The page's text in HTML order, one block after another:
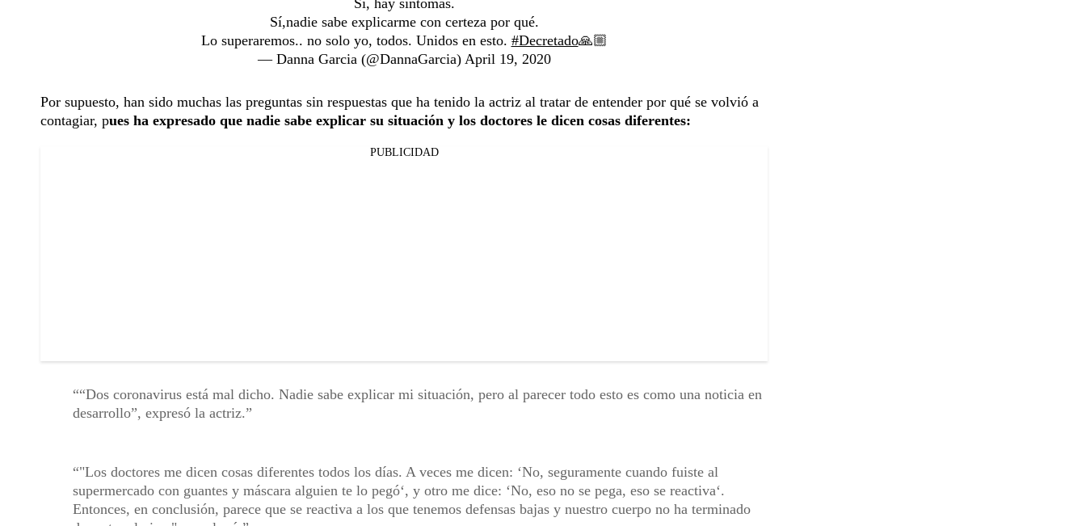
Sí, hay síntomas.
Sí,nadie sabe explicarme con certeza por qué.
Lo superaremos.. no solo yo, todos. Unidos en esto. #Decretado🙏🏼
— Danna Garcia (@DannaGarcia) April 19, 2020
Por supuesto, han sido muchas las preguntas sin respuestas que ha tenido la actriz al tratar de entender por qué se volvió a
contagiar, pues ha expresado que nadie sabe explicar su situación y los doctores le dicen cosas diferentes:
PUBLICIDAD
“Dos coronavirus está mal dicho. Nadie sabe explicar mi situación, pero al parecer todo esto es como una noticia en
desarrollo”, expresó la actriz.
"Los doctores me dicen cosas diferentes todos los días. A veces me dicen: ‘No, seguramente cuando fuiste al
supermercado con guantes y máscara alguien te lo pegó‘, y otro me dice: ‘No, eso no se pega, eso se reactiva‘.
Entonces, en conclusión, parece que se reactiva a los que tenemos defensas bajas y nuestro cuerpo no ha terminado